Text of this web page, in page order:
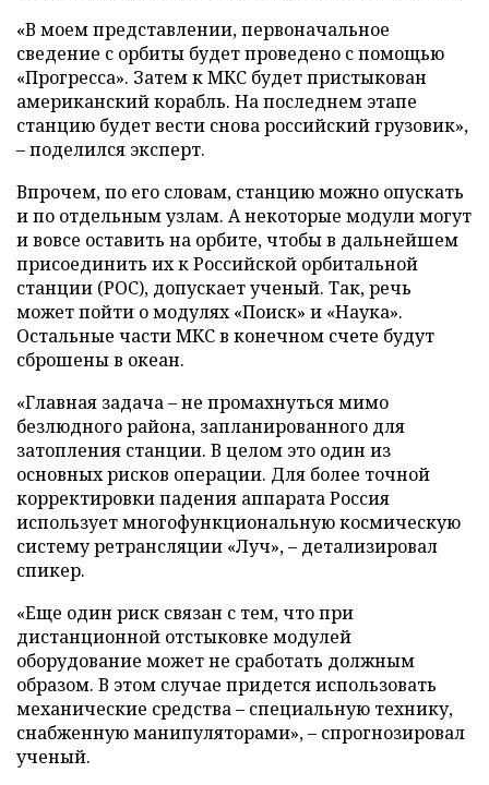
«В моем представлении, первоначальное
сведение с орбиты будет проведено с помощью
«Прогресса». Затем к МКС будет пристыкован
американский корабль. На последнем этапе
станцию будет вести снова российский грузовик»,
– поделился эксперт.
Впрочем, по его словам, станцию можно опускать
и по отдельным узлам. А некоторые модули могут
и вовсе оставить на орбите, чтобы в дальнейшем
присоединить их к Российской орбитальной
станции (РОС), допускает ученый. Так, речь
может пойти о модулях «Поиск» и «Наука».
Остальные части МКС в конечном счете будут
сброшены в океан.
«Главная задача – не промахнуться мимо
безлюдного района, запланированного для
затопления станции. В целом это один из
основных рисков операции. Для более точной
корректировки падения аппарата Россия
использует многофункциональную космическую
систему ретрансляции «Луч», – детализировал
спикер.
«Еще один риск связан с тем, что при
дистанционной отстыковке модулей
оборудование может не сработать должным
образом. В этом случае придется использовать
механические средства – специальную технику,
снабженную манипуляторами», – спрогнозировал
ученый.